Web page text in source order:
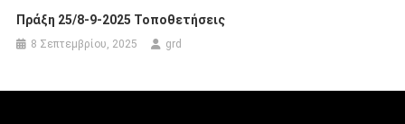
Πράξη 25/8-9-2025 Τοποθετήσεις
8 Σεπτεμβρίου, 2025 grd